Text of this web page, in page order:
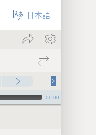
日本語
00:00